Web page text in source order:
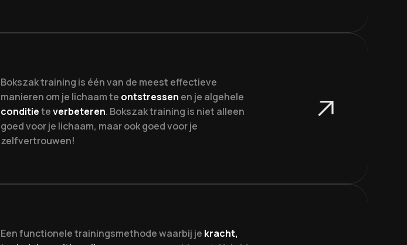
Bokszak training is één van de meest effectieve
manieren om je lichaam te ontstressen en je algehele
conditieteverbeteren. Bokszak training is niet alleen
goed voor je lichaam, maar ook goed voor je
zelfvertrouwen!
Een functionele trainingsmethode waarbij je kracht,